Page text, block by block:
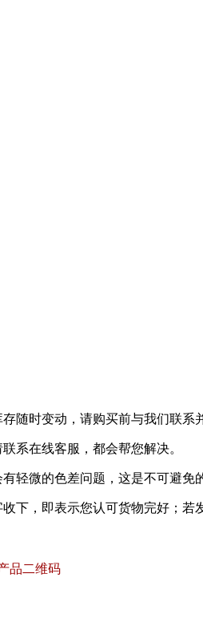
随时变动，请购买前与我们联系
系在线客服，都会帮您解决。
微的色差问题，这是不可避免
下，即表示您认可货物完好；
品二维码